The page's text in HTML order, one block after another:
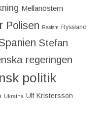
Mellanöstern
Polisen Rasism Ryssland
Stefan
regeringen
politik
Ukraina Ulf Kristersson